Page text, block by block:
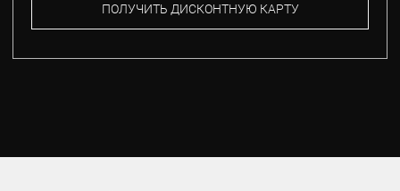
ПОЛУЧИТЬ ДИСКОНТНУЮ КАРТУ